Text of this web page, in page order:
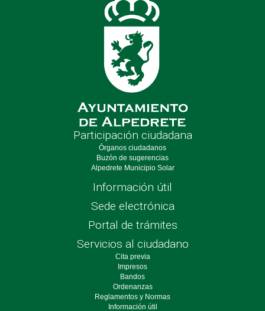
Participación ciudadana
Órganos ciudadanos
Buzón de sugerencias
Alpedrete Municipio Solar
Información útil
Sede electrónica
Portal de trámites
Servicios al ciudadano
Cita previa
Impresos
Bandos
Ordenanzas
Reglamentos y Normas
Información útil